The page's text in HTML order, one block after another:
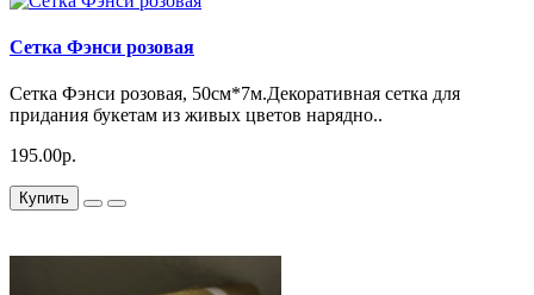
Сетка Фэнси розовая
Сетка Фэнси розовая, 50см*7м.Декоративная сетка для
придания букетам из живых цветов нарядно..
195.00р.
Купить